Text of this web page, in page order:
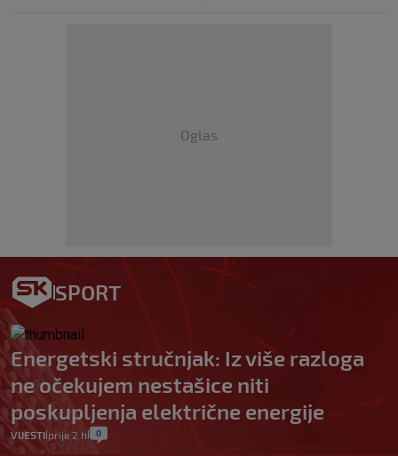
Oglas
SPORT
Energetski stručnjak: Iz više razloga
ne očekujem nestašice niti
poskupljenja električne energije
VIJESTI prije 2 h 0